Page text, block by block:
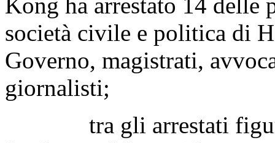
società civile e politica di
Governo, magistrati,
giornalisti;
tra gli arrestati figura